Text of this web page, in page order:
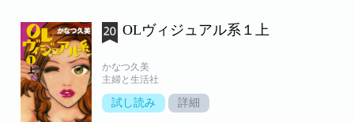
OLヴィジュアル系１上
かなつ久美
主婦と生活社
試し読み 詳細